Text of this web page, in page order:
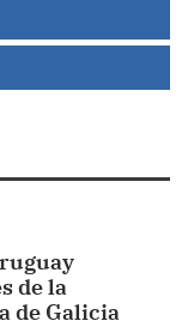
de la
de Galicia